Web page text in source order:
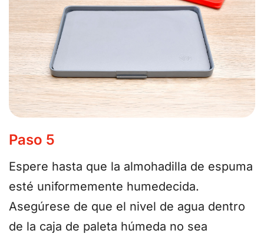
Paso 5
Espere hasta que la almohadilla de espuma
esté uniformemente humedecida.
Asegúrese de que el nivel de agua dentro
de la caja de paleta húmeda no sea